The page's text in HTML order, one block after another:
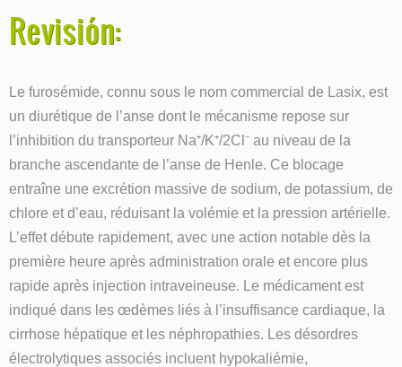
Revisión:
Le furosémide, connu sous le nom commercial de Lasix, est
un diurétique de l’anse dont le mécanisme repose sur
l’inhibition du transporteur Na⁺/K⁺/2Cl⁻ au niveau de la
branche ascendante de l’anse de Henle. Ce blocage
entraîne une excrétion massive de sodium, de potassium, de
chlore et d’eau, réduisant la volémie et la pression artérielle.
L’effet débute rapidement, avec une action notable dès la
première heure après administration orale et encore plus
rapide après injection intraveineuse. Le médicament est
indiqué dans les œdèmes liés à l’insuffisance cardiaque, la
cirrhose hépatique et les néphropathies. Les désordres
électrolytiques associés incluent hypokaliémie,